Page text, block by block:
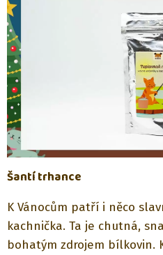
Šantí trhance
K Vánocům patří i něco
kachnička. Ta je chutná,
bohatým zdrojem bílkovin.